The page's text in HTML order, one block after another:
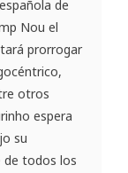
de
Nou el
prorrogar
otros
espera
su
de todos los